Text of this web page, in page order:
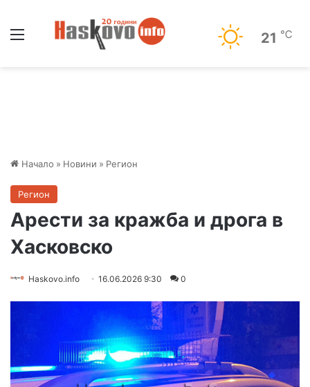
21 ℃
Начало » Новини » Регион
Регион
Арести за кражба и дрога в
Хасковско
Haskovo.info 16.06.2026 9:30 0